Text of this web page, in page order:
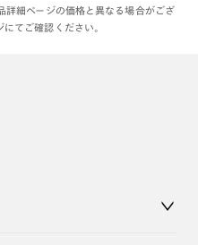
細ページの価格と異なる場合がござ
てご確認ください。